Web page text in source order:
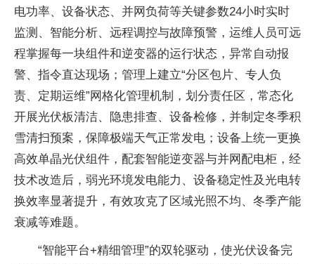
电功率、设备状态、并网负荷等关键参数24小时实时
监测、智能分析、远程调控与故障预警，运维人员可远
程掌握每一块组件和逆变器的运行状态，异常自动报
警、指令直达现场；管理上建立“分区包片、专人负
责、定期运维”网格化管理机制，划分责任区，常态化
开展光伏板清洁、隐患排查、设备检修，并制定冬季积
雪清扫预案，保障极端天气正常发电；设备上统一更换
高效单晶光伏组件，配套智能逆变器与并网配电柜，经
技术改造后，弱光环境发电能力、设备稳定性及光电转
换效率显著提升，有效攻克了区域光照不均、冬季产能
衰减等难题。
“智能平台+精细管理”的双轮驱动，使光伏设备完